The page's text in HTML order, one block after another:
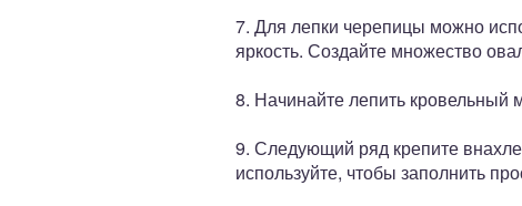
7. Для лепки черепицы можно
яркость. Создайте множество
8. Начинайте лепить кровельный
9. Следующий ряд крепите
используйте, чтобы заполнить